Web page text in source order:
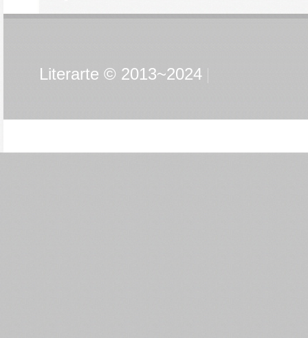
Literarte © 2013~2024